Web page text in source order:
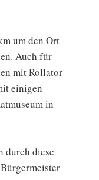
um den Ort
Auch für
mit Rollator
einigen
in
durch diese